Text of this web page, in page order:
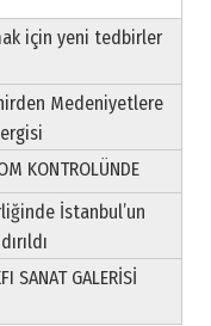
için yeni tedbirler
Medeniyetlere
KONTROLÜNDE
İstanbul’un
SANAT GALERİSİ